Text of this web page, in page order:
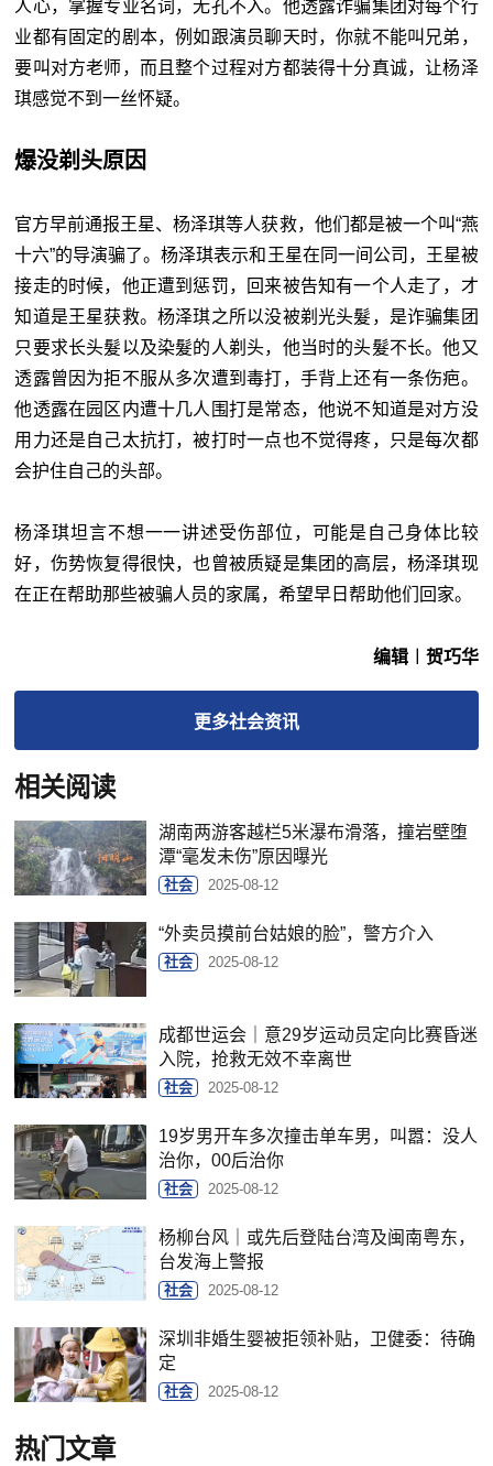
人心，掌握专业名词，无孔不入。他透露诈骗集团对每个行
业都有固定的剧本，例如跟演员聊天时，你就不能叫兄弟，
要叫对方老师，而且整个过程对方都装得十分真诚，让杨泽
琪感觉不到一丝怀疑。
爆没剃头原因
官方早前通报王星、杨泽琪等人获救，他们都是被一个叫“燕
十六”的导演骗了。杨泽琪表示和王星在同一间公司，王星被
接走的时候，他正遭到惩罚，回来被告知有一个人走了，才
知道是王星获救。杨泽琪之所以没被剃光头髮，是诈骗集团
只要求长头髮以及染髮的人剃头，他当时的头髮不长。他又
透露曾因为拒不服从多次遭到毒打，手背上还有一条伤疤。
他透露在园区内遭十几人围打是常态，他说不知道是对方没
用力还是自己太抗打，被打时一点也不觉得疼，只是每次都
会护住自己的头部。
杨泽琪坦言不想一一讲述受伤部位，可能是自己身体比较
好，伤势恢复得很快，也曾被质疑是集团的高层，杨泽琪现
在正在帮助那些被骗人员的家属，希望早日帮助他们回家。
编辑︱贺巧华
更多社会资讯
相关阅读
湖南两游客越栏5米瀑布滑落，撞岩壁堕
潭“毫发未伤”原因曝光
社会 2025-08-12
“外卖员摸前台姑娘的脸”，警方介入
社会 2025-08-12
成都世运会｜意29岁运动员定向比赛昏迷
入院，抢救无效不幸离世
社会 2025-08-12
19岁男开车多次撞击单车男，叫嚣：没人
治你，00后治你
社会 2025-08-12
杨柳台风｜或先后登陆台湾及闽南粤东，
台发海上警报
社会 2025-08-12
深圳非婚生婴被拒领补贴，卫健委：待确
定
社会 2025-08-12
热门文章